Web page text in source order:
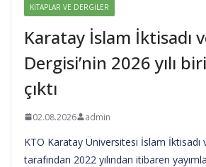
KITAPLAR VE DERGILER
Karatay İslam İktisadı
Dergisi’nin 2026 yılı
çıktı
02.08.2026 admin
KTO Karatay Üniversitesi İslam İktisadı
tarafından 2022 yılından itibaren